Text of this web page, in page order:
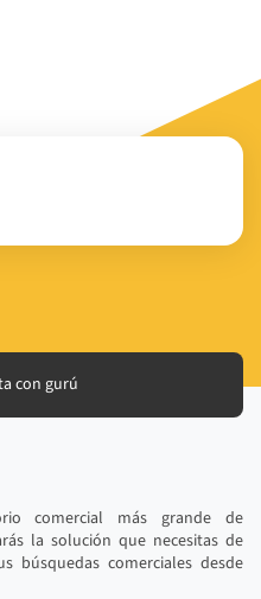
con gurú
comercial más grande de
la solución que necesitas de
búsquedas comerciales desde